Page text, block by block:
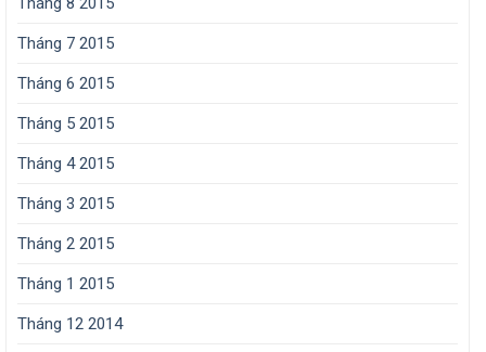
Tháng 7 2015
Tháng 6 2015
Tháng 5 2015
Tháng 4 2015
Tháng 3 2015
Tháng 2 2015
Tháng 1 2015
Tháng 12 2014